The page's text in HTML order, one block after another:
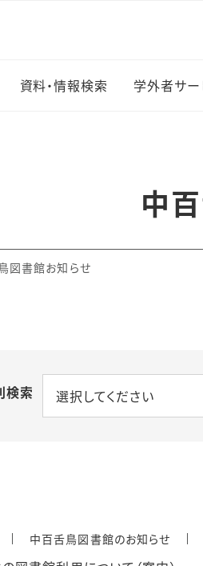
資料・情報検索
OPAC・Web上でのサー
情報検索ポータル
学外者サー
中
図書館お知らせ
検索 選択してください
中百舌鳥図書館のお知らせ